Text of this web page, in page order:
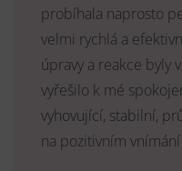
probíhala naprosto
velmi rychlá a
úpravy a reakce byly
vyřešilo k mé
vyhovující, stabilní,
na pozitivním vnímání